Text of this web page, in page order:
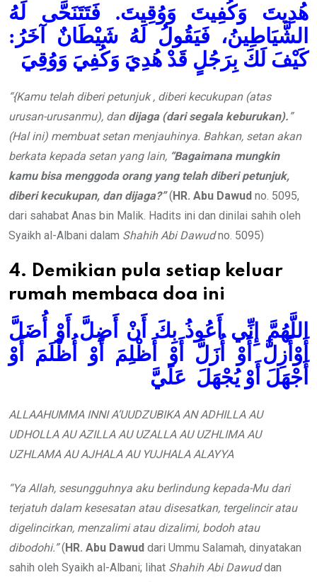
هُدِيتَ وَكُفِيتَ وَوُقِيتَ. فَتَتَنَحَّى لَهُ
الشَّيَاطِينُ، فَيَقُولُ لَهُ شَيْطَانٌ آخَرُ:
كَيْفَ لَكَ بِرَجُلٍ قَدْ هُدِيَ وَكُفِيَ وَوُقِيَ
“{Kamu telah diberi petunjuk , diberi kecukupan (atas
urusan-urusanmu), dan dijaga (dari segala keburukan). ”
(Hal ini) membuat setan menjauhinya. Bahkan, setan akan
berkata kepada setan yang lain, “Bagaimana mungkin
kamu bisa menggoda orang yang telah diberi petunjuk,
diberi kecukupan, dan dijaga?”(HR. Abu Dawud no. 5095,
dari sahabat Anas bin Malik. Hadits ini dan dinilai sahih oleh
Syaikh al-Albani dalam Shahih Abi Dawudno. 5095)
4. Demikian pula setiap keluar
rumah membaca doa ini
اللَّهُمَّ إِنِّي أَعُوذُ بِكَ أَنْ أَضِلَّ أَوْ أُضَلَّ
أَوْأَزِلَّ أَوْ أُزَلَّ أَوْ أَظْلِمَ أَوْ أُظْلَمَ أَوْ
أَجْهَلَ أَوْ يُجْهَلَ عَلَيَّ
ALLAAHUMMA INNI A’UUDZUBIKA AN ADHILLA AU
UDHOLLA AU AZILLA AU UZALLA AU UZHLIMA AU
UZHLAMA AU AJHALA AU YUJHALA ALAYYA
“Ya Allah, sesungguhnya aku berlindung kepada-Mu dari
terjatuh dalam kesesatan atau disesatkan, tergelincir atau
digelincirkan, menzalimi atau dizalimi, bodoh atau
dibodohi.”(HR. Abu Dawud dari Ummu Salamah, dinyatakan
sahih oleh Syaikh al-Albani; lihat Shahih Abi Dawuddan